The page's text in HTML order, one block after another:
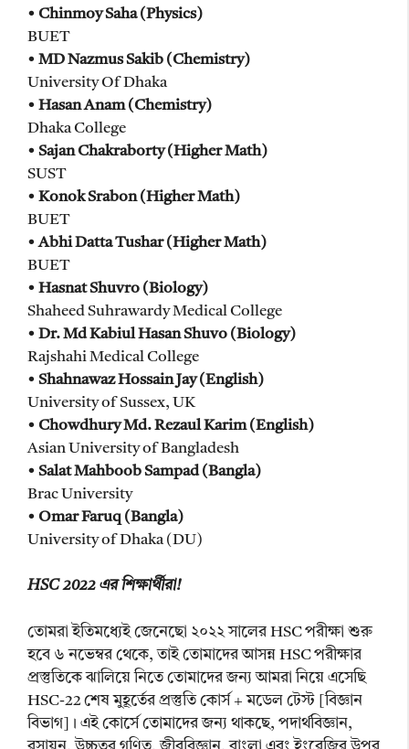
• Chinmoy Saha (Physics)
BUET
• MD Nazmus Sakib (Chemistry)
University Of Dhaka
• Hasan Anam (Chemistry)
Dhaka College
• Sajan Chakraborty (Higher Math)
SUST
• Konok Srabon (Higher Math)
BUET
•Abhi Datta Tushar (Higher Math)
BUET
• Hasnat Shuvro (Biology)
Shaheed Suhrawardy Medical College
• Dr. Md Kabiul Hasan Shuvo (Biology)
Rajshahi Medical College
• Shahnawaz Hossain Jay (English)
University of Sussex, UK
• Chowdhury Md. Rezaul Karim (English)
Asian University of Bangladesh
• Salat Mahboob Sampad (Bangla)
Brac University
• Omar Faruq (Bangla)
University of Dhaka (DU)
HSC 2022 এর শিক্ষার্থীরা!
তোমরা ইতিমধ্যেই জেনেছো ২০২২ সালের HSC পরীক্ষা শুরু
হবে ৬ নভেম্বর থেকে, তাই তোমাদের আসন্ন HSC পরীক্ষার
প্রস্তুতিকে ঝালিয়ে নিতে তোমাদের জন্য আমরা নিয়ে এসেছি
HSC-22 শেষ মুহূর্তের প্রস্তুতি কোর্স + মডেল টেস্ট [বিজ্ঞান
বিভাগ]। এই কোর্সে তোমাদের জন্য থাকছে, পদার্থবিজ্ঞান,